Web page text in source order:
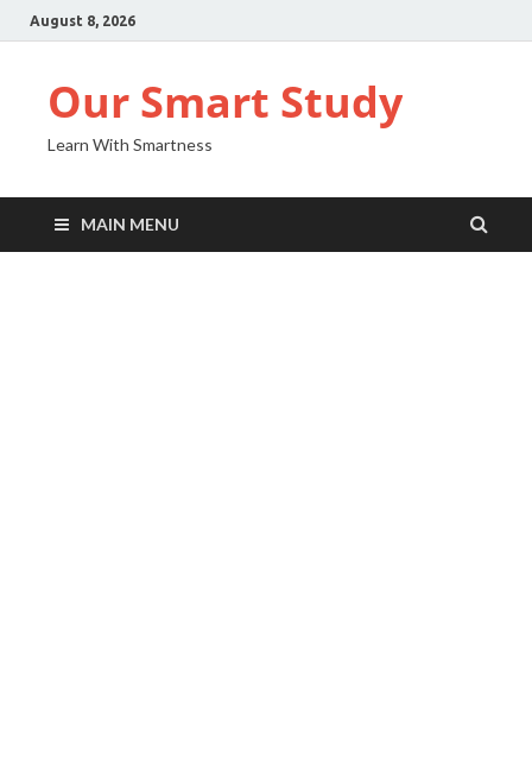
August 8, 2026
Our Smart Study
Learn With Smartness
MAIN MENU